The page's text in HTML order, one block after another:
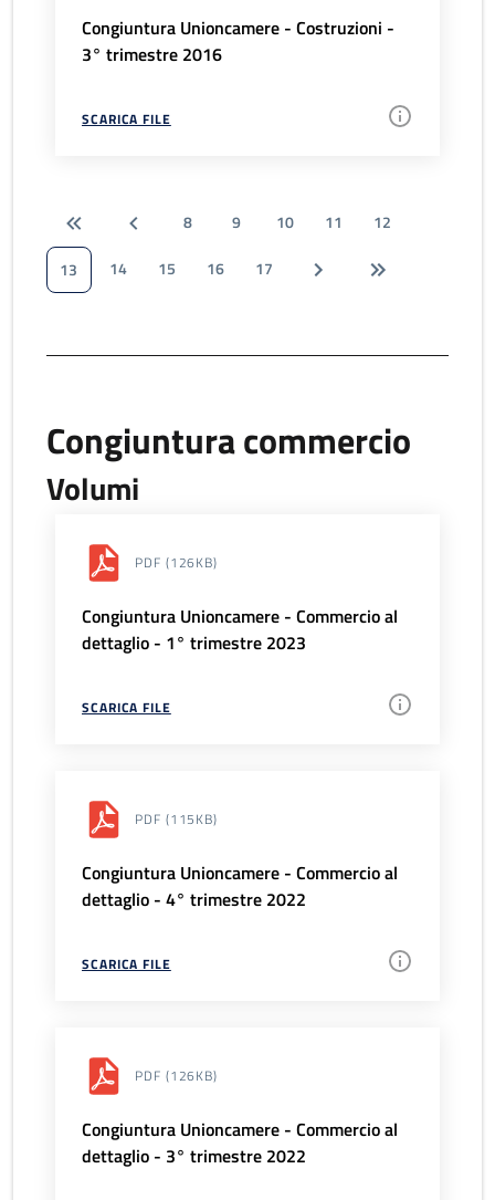
Congiuntura Unioncamere - Costruzioni -
3° trimestre 2016
SCARICA FILE
8 9 10 11
12
13
14 15 16 17
Congiuntura commercio
Volumi
PDF (126KB)
Congiuntura Unioncamere - Commercio al
dettaglio - 1° trimestre 2023
SCARICA FILE
PDF (115KB)
Congiuntura Unioncamere - Commercio al
dettaglio - 4° trimestre 2022
SCARICA FILE
PDF (126KB)
Congiuntura Unioncamere - Commercio al
dettaglio - 3° trimestre 2022